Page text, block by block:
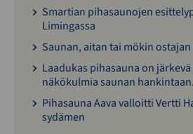
Smartian pihasaunojen
Limingassa
Saunan, aitan tai mökin
Laadukas pihasauna on
näkökulmia saunan hankintaan.
Pihasauna Aava valloitti Vertti
sydämen